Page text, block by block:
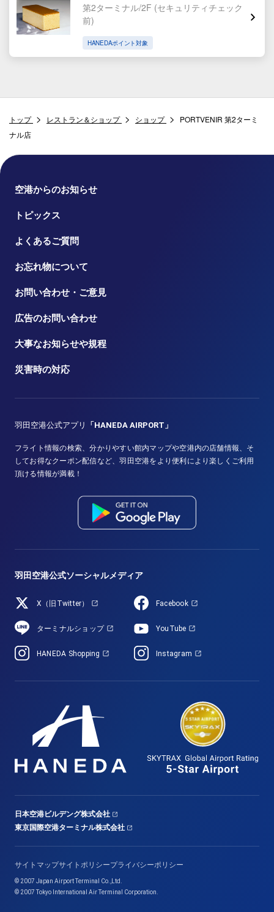
第2ターミナル/2F (セキュリティチェック
前)
HANEDAポイント対象
トップ レストラン＆ショップ ショップ
PORTVENIR 第2ターミ
ナル店
空港からのお知らせ
トピックス
よくあるご質問
お忘れ物について
お問い合わせ・ご意見
広告のお問い合わせ
大事なお知らせや規程
災害時の対応
羽田空港公式アプリ 「HANEDA AIRPORT」
フライト情報の検索、分かりやすい館内マップや空港内の店舗情報、そ
してお得なクーポン配信など、羽田空港をより便利により楽しくご利用
頂ける情報が満載！
羽田空港公式ソーシャルメディア
X（旧Twitter） Facebook
ターミナルショップ YouTube
HANEDA Shopping Instagram
日本空港ビルデング株式会社
東京国際空港ターミナル株式会社
サイトマップサイトポリシープライバシーポリシー
© 2007 Japan Airport Terminal Co.,Ltd.
© 2007 Tokyo International Air Terminal Corporation.